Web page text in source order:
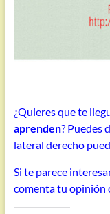
¿Quieres que te
aprenden? Puedes
lateral derecho
Si te parece
comenta tu opinión